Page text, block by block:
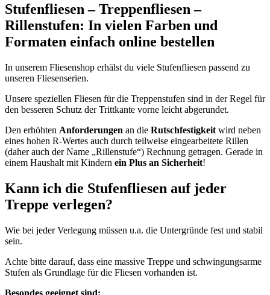
Stufenfliesen – Treppenfliesen –
Rillenstufen: In vielen Farben und
Formaten einfach online bestellen
In unserem Fliesenshop erhälst du viele Stufenfliesen passend zu
unseren Fliesenserien.
Unsere speziellen Fliesen für die Treppenstufen sind in der Regel für
den besseren Schutz der Trittkante vorne leicht abgerundet.
Den erhöhten Anforderungen an die Rutschfestigkeit wird neben
eines hohen R-Wertes auch durch teilweise eingearbeitete Rillen
(daher auch der Name „Rillenstufe“) Rechnung getragen. Gerade in
einem Haushalt mit Kindern ein Plus an Sicherheit!
Kann ich die Stufenfliesen auf jeder
Treppe verlegen?
Wie bei jeder Verlegung müssen u.a. die Untergründe fest und stabil
sein.
Achte bitte darauf, dass eine massive Treppe und schwingungsarme
Stufen als Grundlage für die Fliesen vorhanden ist.
Besondes geeignet sind: